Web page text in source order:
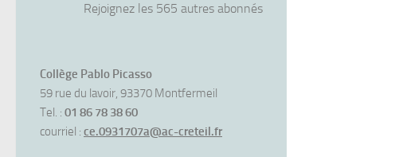
Rejoignez les 565 autres abonnés
Collège Pablo Picasso
59 rue du lavoir, 93370 Montfermeil
Tel. : 01 86 78 38 60
courriel : ce.0931707a@ac-creteil.fr